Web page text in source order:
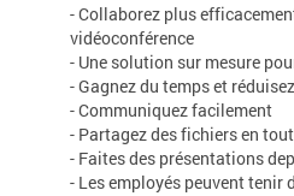
- Collaborez plus
vidéoconférence
- Une solution sur mesure
- Gagnez du temps et
- Communiquez facilement
- Partagez des fichiers en
- Faites des présentations
- Les employés peuvent tenir